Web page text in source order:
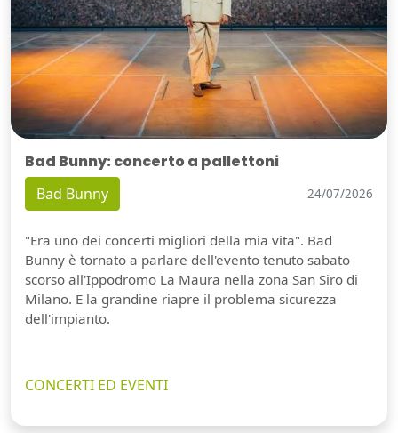
Bad Bunny: concerto a pallettoni
Bad Bunny 24/07/2026
"Era uno dei concerti migliori della mia vita". Bad
Bunny è tornato a parlare dell'evento tenuto sabato
scorso all'Ippodromo La Maura nella zona San Siro di
Milano. E la grandine riapre il problema sicurezza
dell'impianto.
CONCERTI ED EVENTI